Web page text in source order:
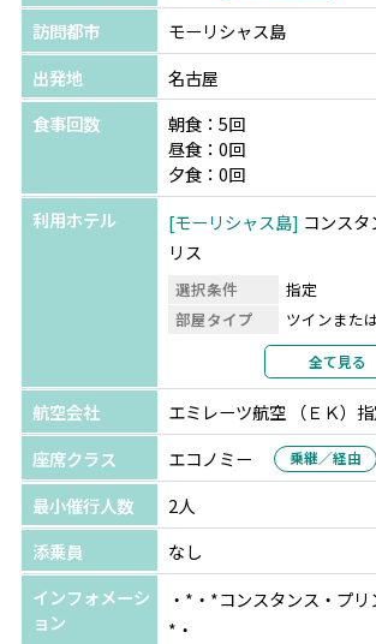
※ご入籍後12ヶ月以内、またはアニバーサ
以内の方が対象となり、チェックインの際
が必要です。
※ご予約時に必ずハネムーン（結婚記念日
ください(ご予約後の申し出は不可)。
※全て滞在中1回のご提供となります
訪問都市
モーリシャス島
出発地
名古屋
食事回数
朝食：5回
昼食：0回
夕食：0回
利用ホテル
モーリシャス島 コンス
リス
選択条件
指定
部屋タイプ
ツインまた
2名1室利用
部屋カテゴリ
ジュニアス
全て見る
航空会社
エミレーツ航空 （ＥＫ）
座席クラス
エコノミー 乗継／経由
最小催行人数
2人
添乗員
なし
インフォメーシ
ョン
・*・*コンスタンス・プリ
*・